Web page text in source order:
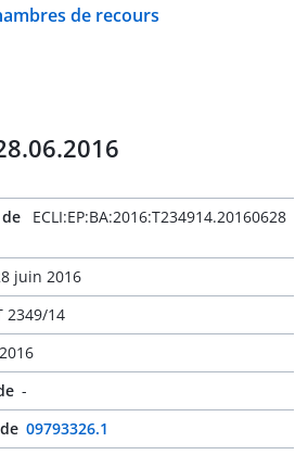
de recours
ECLI:EP:BA:2016:T234914.20160628
juin 2016
2349/14
-
09793326.1